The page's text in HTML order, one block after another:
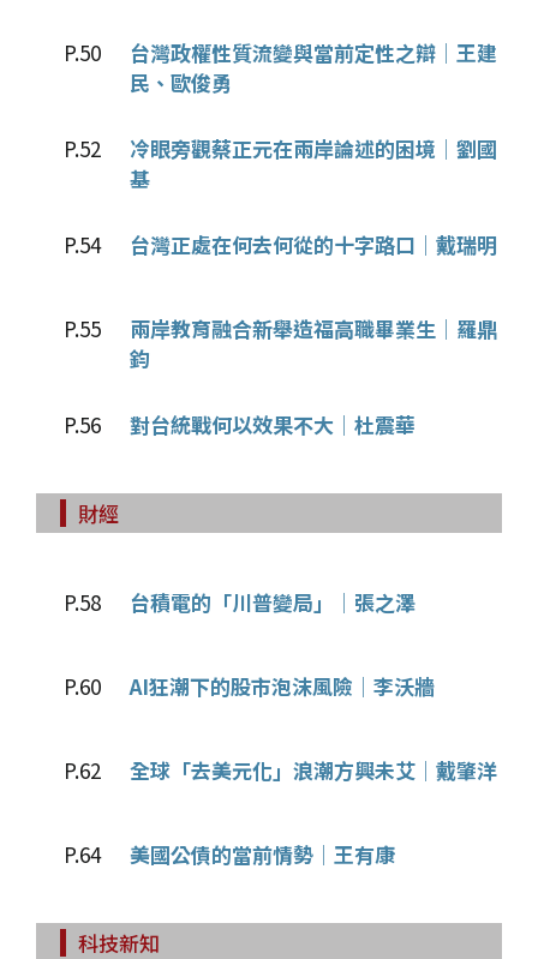
P.50
台灣政權性質流變與當前定性之辯│王建
民、歐俊勇
P.52
冷眼旁觀蔡正元在兩岸論述的困境│劉國
基
P.54 台灣正處在何去何從的十字路口│戴瑞明
P.55
兩岸教育融合新舉造福高職畢業生│羅鼎
鈞
P.56 對台統戰何以效果不大│杜震華
財經
P.58 台積電的「川普變局」│張之澤
P.60 AI狂潮下的股市泡沫風險│李沃牆
P.62 全球「去美元化」浪潮方興未艾│戴肇洋
P.64 美國公債的當前情勢│王有康
科技新知